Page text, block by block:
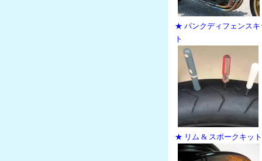
★ パンクディフェンスキ
ト
★ リム & スポークキット